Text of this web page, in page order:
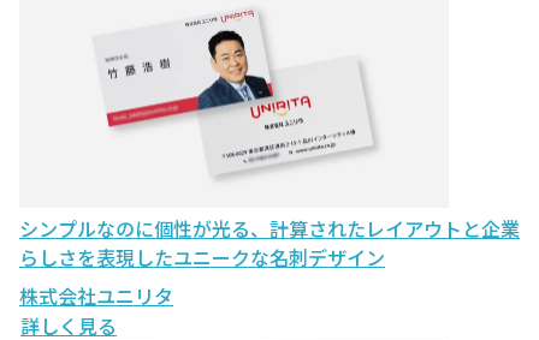
シンプルなのに個性が光る、計算されたレイアウトと企業
らしさを表現したユニークな名刺デザイン
株式会社ユニリタ
詳しく見る